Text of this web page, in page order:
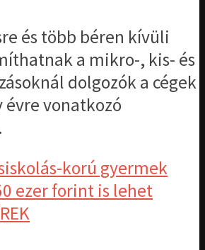
és több béren kívüli
a mikro-, kis- és
dolgozók a cégek
évre vonatkozó